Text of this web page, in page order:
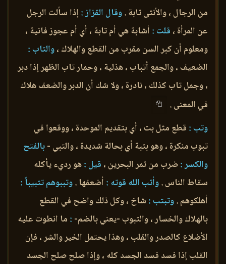
من الرجال ، والأنثى تابة .وقال القزاز :إذا سألت الرجل
عن المرأة ، قلت : أشابة هي أم تابة ، أي أم عجوز فانية ،
ومعلوم أن كبر السن مقرب من القطع والهلاك ،والتاب :
الضعيف ، والجمع أتباب ، هذلية ، وحمار تاب الظهر إذا دبر
، وجمل تاب كذلك ، نادرة ، ولا شك أن الدبر والضعف هلاك
في المعنى .
وتب : قطع مثل بت ، أي بتقديم الموحدة ، ووقعوا في
تبوب منكرة ، وهو بتبة أي بحالة شديدة ، والتبي -بالفتح
والكسر :ضرب من تمر البحرين ، قيل :هو رديء يأكله
سقاط الناس .وأتب الله قوته : أضعفها .وتببوهم تتبيباً :
أهلكوهم .وتبتب : شاخ ، وكل ذلك واضح في القطع
بالهلاك والخسار ، والتبوب -يعني بالضم- : ما انطوت عليه
الأضلاع كالصدر والقلب ، وهذا يحتمل الخير والشر ، فإن
القلب إذا فسد فسد الجسد كله ، وإذا صلح صلح الجسد